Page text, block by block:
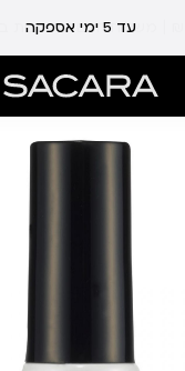
עד 5 ימי אספקה